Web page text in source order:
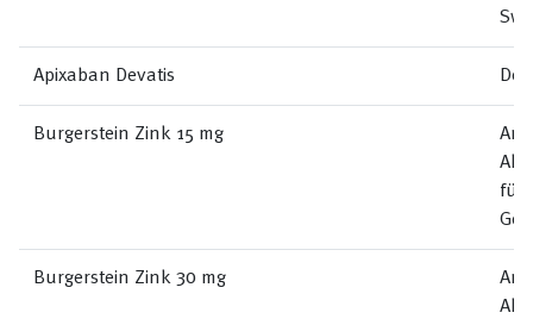
Apixaban Devatis
Burgerstein Zink 15 mg
für
Burgerstein Zink 30 mg